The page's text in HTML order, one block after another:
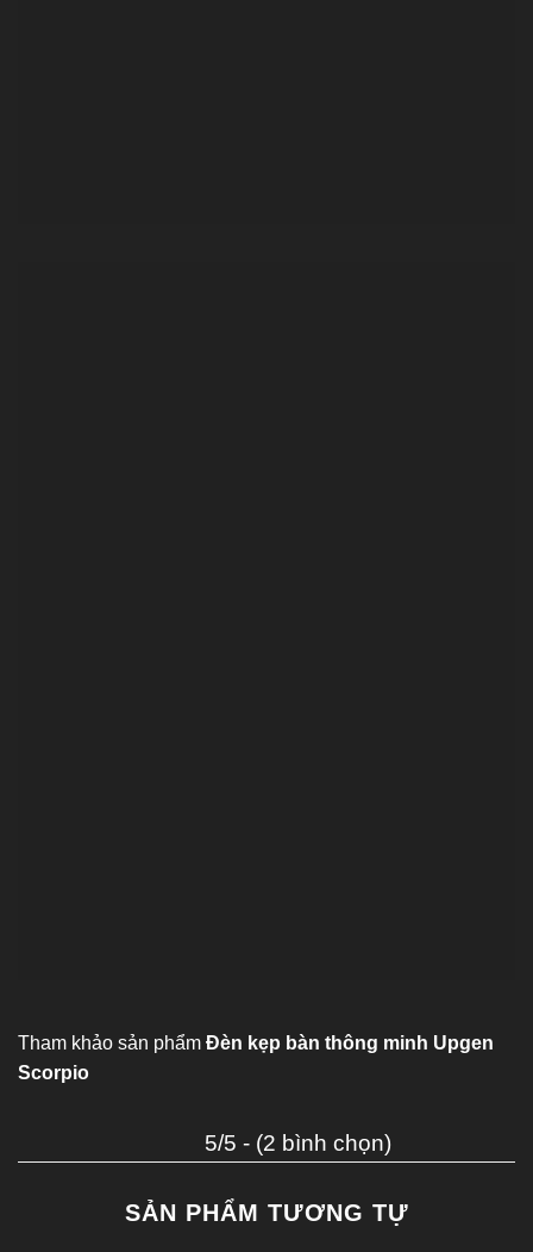
Tham khảo sản phẩm Đèn kẹp bàn thông minh Upgen
Scorpio
5/5 - (2 bình chọn)
SẢN PHẨM TƯƠNG TỰ